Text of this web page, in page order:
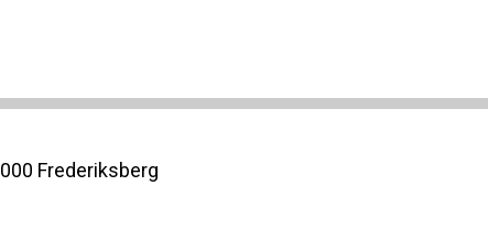
Frederiksberg